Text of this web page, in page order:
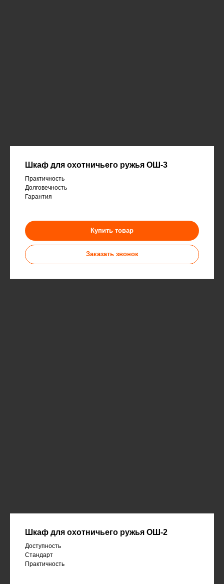
Шкаф для охотничьего ружья ОШ-3
Практичность
Долговечность
Гарантия
Купить товар
Заказать звонок
Шкаф для охотничьего ружья ОШ-2
Доступность
Стандарт
Практичность